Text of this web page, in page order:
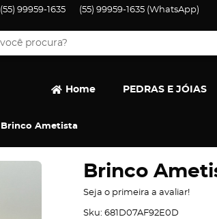
(55) 99959-1635 (55) 99959-1635 (WhatsApp)
Home PEDRAS E JÓIAS
Brinco Ametista
Brinco
Seja o primeira a avaliar!
Sku: 681D07AF92E0D